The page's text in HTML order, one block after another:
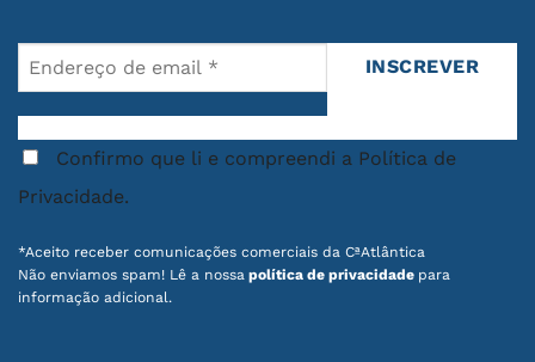
Privacidade.
*Aceito receber comunicações comerciais da CªAtlântica
Não enviamos spam! Lê a nossa política de privacidade para
informação adicional.